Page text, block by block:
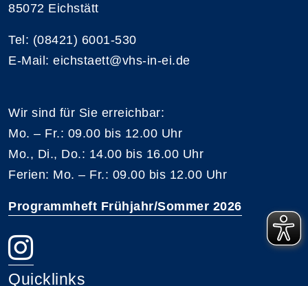
85072 Eichstätt
Tel: (08421) 6001-530
E-Mail: eichstaett@vhs-in-ei.de
Wir sind für Sie erreichbar:
Mo. – Fr.: 09.00 bis 12.00 Uhr
Mo., Di., Do.: 14.00 bis 16.00 Uhr
Ferien: Mo. – Fr.: 09.00 bis 12.00 Uhr
Programmheft Frühjahr/Sommer 2026
Quicklinks